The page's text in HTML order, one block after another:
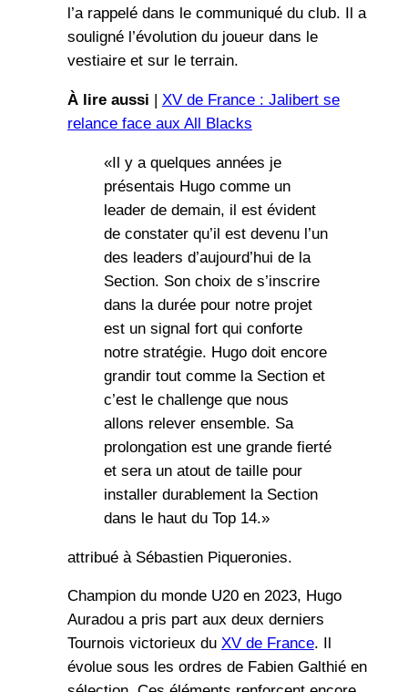
l’a rappelé dans le communiqué du club. Il a
souligné l’évolution du joueur dans le
vestiaire et sur le terrain.
À lire aussi | XV de France : Jalibert se
relance face aux All Blacks
«Il y a quelques années je
présentais Hugo comme un
leader de demain, il est évident
de constater qu’il est devenu l’un
des leaders d’aujourd’hui de la
Section. Son choix de s’inscrire
dans la durée pour notre projet
est un signal fort qui conforte
notre stratégie. Hugo doit encore
grandir tout comme la Section et
c’est le challenge que nous
allons relever ensemble. Sa
prolongation est une grande fierté
et sera un atout de taille pour
installer durablement la Section
dans le haut du Top 14.»
attribué à Sébastien Piqueronies.
Champion du monde U20 en 2023, Hugo
Auradou a pris part aux deux derniers
Tournois victorieux du XV de France. Il
évolue sous les ordres de Fabien Galthié en